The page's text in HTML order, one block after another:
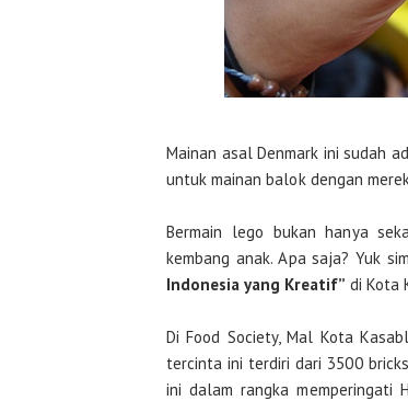
Mainan asal Denmark ini sudah
untuk mainan balok dengan
Bermain lego bukan hanya
kembang anak. Apa saja? Yuk
Indonesia yang Kreatif” di Kota
Di Food Society, Mal Kota
tercinta ini terdiri dari 3500
ini dalam rangka memperingati